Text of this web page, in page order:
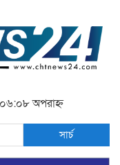
অপরাহ্ন
সার্চ